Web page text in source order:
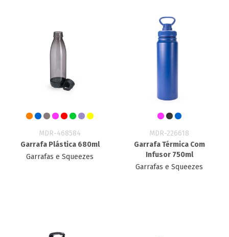
MDR-468584
Garrafa Plástica 680ml
Garrafas e Squeezes
MDR-226618
Garrafa Térmica Com
Infusor 750ml
Garrafas e Squeezes